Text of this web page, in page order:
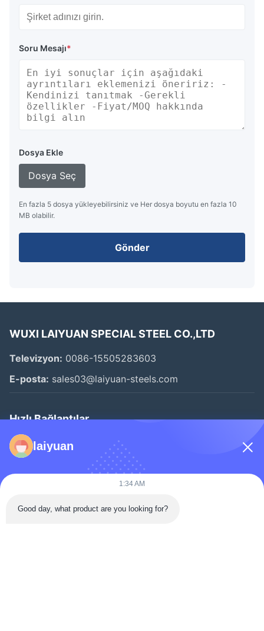
Soru Mesajı*
Dosya Ekle
Dosya Seç
En fazla 5 dosya yükleyebilirsiniz ve Her dosya boyutu en fazla 10
MB olabilir.
Gönder
WUXI LAIYUAN SPECIAL STEEL CO.,LTD
Televizyon: 0086-15505283603
E-posta: sales03@laiyuan-steels.com
Hızlı Bağlantılar
Evde
Hakkımızda
laiyuan
1:34 AM
Good day, what product are you looking for?